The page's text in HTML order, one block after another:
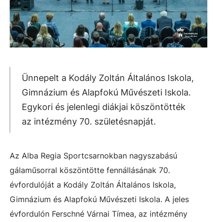
Ünnepelt a Kodály Zoltán Általános Iskola,
Gimnázium és Alapfokú Művészeti Iskola.
Egykori és jelenlegi diákjai köszöntötték
az intézmény 70. születésnapját.
Az Alba Regia Sportcsarnokban nagyszabású
gálaműsorral köszöntötte fennállásának 70.
évfordulóját a Kodály Zoltán Általános Iskola,
Gimnázium és Alapfokú Művészeti Iskola. A jeles
évfordulón Ferschné Várnai Tímea, az intézmény